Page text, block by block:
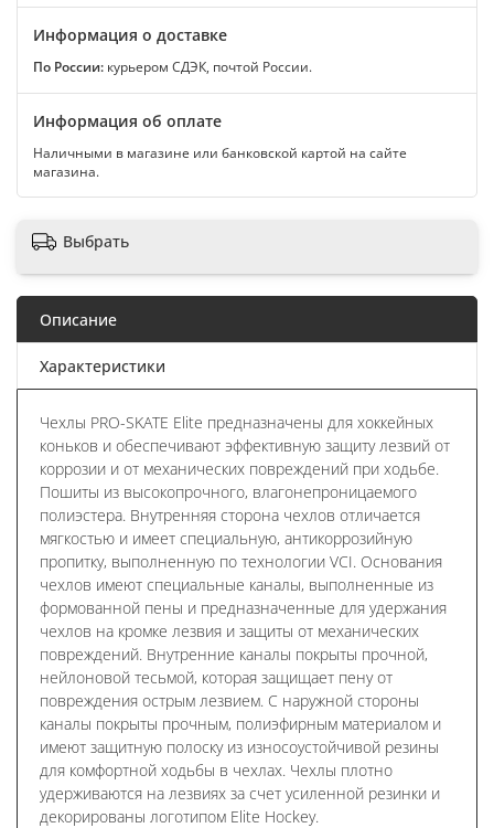
Информация о доставке
По России: курьером СДЭК, почтой России.
Информация об оплате
Наличными в магазине или банковской картой на сайте
магазина.
Выбрать
Описание
Характеристики
Чехлы PRO-SKATE Elite предназначены для хоккейных
коньков и обеспечивают эффективную защиту лезвий от
коррозии и от механических повреждений при ходьбе.
Пошиты из высокопрочного, влагонепроницаемого
полиэстера. Внутренняя сторона чехлов отличается
мягкостью и имеет специальную, антикоррозийную
пропитку, выполненную по технологии VCI. Основания
чехлов имеют специальные каналы, выполненные из
формованной пены и предназначенные для удержания
чехлов на кромке лезвия и защиты от механических
повреждений. Внутренние каналы покрыты прочной,
нейлоновой тесьмой, которая защищает пену от
повреждения острым лезвием. С наружной стороны
каналы покрыты прочным, полиэфирным материалом и
имеют защитную полоску из износоустойчивой резины
для комфортной ходьбы в чехлах. Чехлы плотно
удерживаются на лезвиях за счет усиленной резинки и
декорированы логотипом Elite Hockey.